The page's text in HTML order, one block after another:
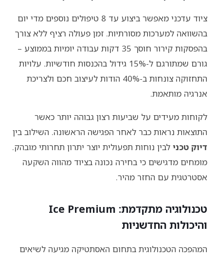
ציוד עדכני מאפשר ביצוע עד 8 טיפולים נוספים מדי יום
בהשוואה למערכות מסורתיות. זמן פעולה רציף ללא צורך
בהפסקות קירור חוסך 35 דקות עבודה יומיות בממוצע –
גורם שמתורגם ל-15% גידול בהכנסות חודשיות. עלויות
התחזוקה צונחות ב-40% הודות לעיצוב חכם ולצריכת
אנרגיה מותאמת.
לקוחות מעידים על שביעות רצון גבוהה יותר כאשר
התוצאות נראות כבר לאחר הפגישה הראשונה. השילוב בין
דיוק טכני לבין נוחות תפעולית יוצר יתרון תחרותי מובהק.
מומחים מדגישים כי בחירה נכונה בציוד מהווה השקעה
אסטרטגית עם החזר מהיר.
טכנולוגיה מתקדמת: Ice Premium
והיכולות החדשניות
המהפכה הטכנולוגית בתחום האסתטיקה מגיעה לשיאים